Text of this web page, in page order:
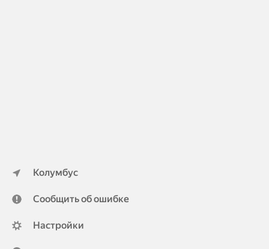
Колумбус
Сообщить об ошибке
Настройки